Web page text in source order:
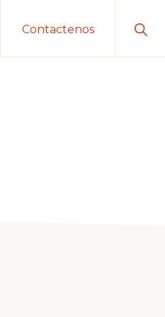
Contactenos